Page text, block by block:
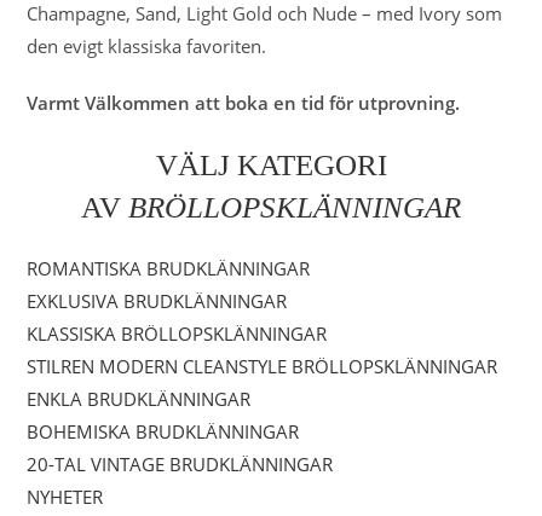
Champagne, Sand, Light Gold och Nude – med Ivory som
den evigt klassiska favoriten.
Varmt Välkommen att boka en tid för utprovning.
VÄLJ KATEGORI
AV BRÖLLOPSKLÄNNINGAR
ROMANTISKA BRUDKLÄNNINGAR
EXKLUSIVA BRUDKLÄNNINGAR
KLASSISKA BRÖLLOPSKLÄNNINGAR
STILREN MODERN CLEANSTYLE BRÖLLOPSKLÄNNINGAR
ENKLA BRUDKLÄNNINGAR
BOHEMISKA BRUDKLÄNNINGAR
20-TAL VINTAGE BRUDKLÄNNINGAR
NYHETER